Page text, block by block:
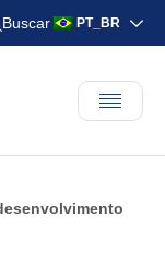
Buscar PT_BR